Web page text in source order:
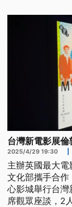
台灣新電影展
2025/4/29 19:30
主辦英國最大
文化部攜手合作
心影城舉行台灣
席觀眾座談，2